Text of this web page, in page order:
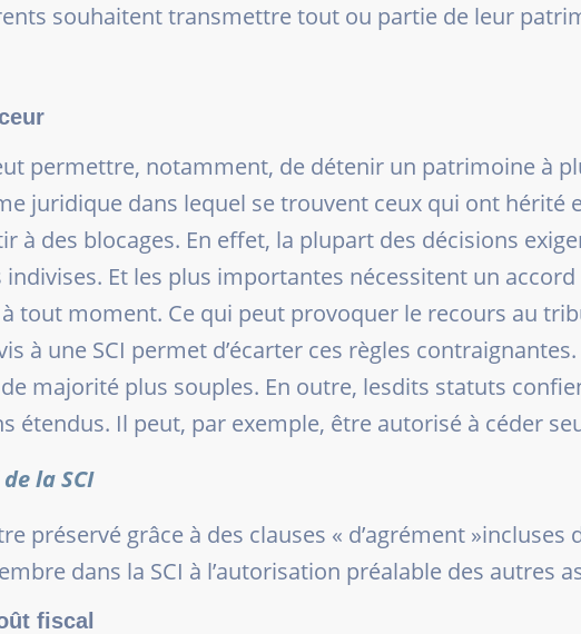
souhaitent transmettre tout ou partie de leur
permettre, notamment, de détenir un patrimoine à
juridique dans lequel se trouvent ceux qui ont hérité
des blocages. En effet, la plupart des décisions
Et les plus importantes nécessitent un
tout moment. Ce qui peut provoquer le recours au
à une SCI permet d’écarter ces règles
majorité plus souples. En outre, lesdits statuts
étendus. Il peut, par exemple, être autorisé à céder
la SCI
préservé grâce à des clauses « d’agrément
dans la SCI à l’autorisation préalable des autres
fiscal